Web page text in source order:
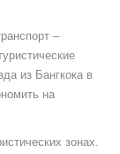
–
из Бангкока в
на
зонах.